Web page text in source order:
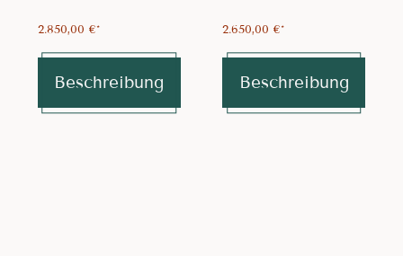
2.850,00 €*
Beschreibung
2.650,00 €*
Beschreibung